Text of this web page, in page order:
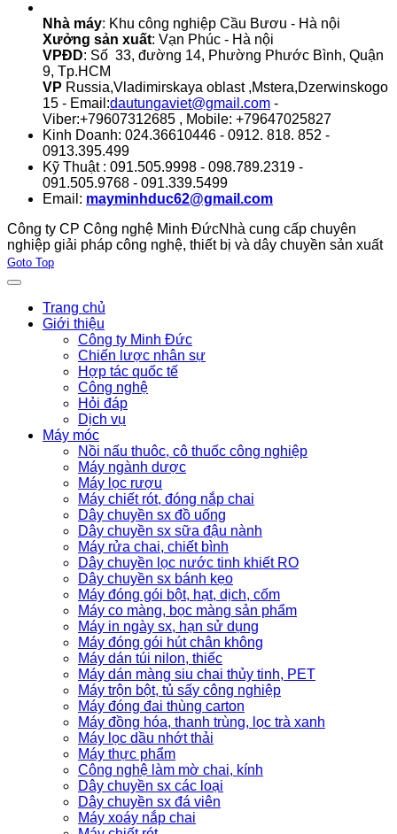
Nhà máy: Khu công nghiệp Cầu Bươu - Hà nội
Xưởng sản xuất: Vạn Phúc - Hà nội
VPĐD: Số 33, đường 14, Phường Phước Bình, Quận
9, Tp.HCM
VP Russia,Vladimirskaya oblast ,Mstera,Dzerwinskogo
15 - Email:dautungaviet@gmail.com -
Viber:+79607312685 , Mobile: +79647025827
Kinh Doanh: 024.36610446 - 0912. 818. 852 -
0913.395.499
Kỹ Thuật : 091.505.9998 - 098.789.2319 -
091.505.9768 - 091.339.5499
Email: mayminhduc62@gmail.com
Công ty CP Công nghệ Minh ĐứcNhà cung cấp chuyên
nghiệp giải pháp công nghệ, thiết bị và dây chuyền sản xuất
Joomla! 3 Templates
Goto Top
Trang chủ
Giới thiệu
Công ty Minh Đức
Chiến lược nhân sự
Hợp tác quốc tế
Công nghệ
Hỏi đáp
Dịch vụ
Máy móc
Nồi nấu thuôc, cô thuốc công nghiệp
Máy ngành dược
Máy lọc rượu
Máy chiết rót, đóng nắp chai
Dây chuyền sx đồ uống
Dây chuyền sx sữa đậu nành
Máy rửa chai, chiết bình
Dây chuyền lọc nước tinh khiết RO
Dây chuyền sx bánh kẹo
Máy đóng gói bột, hạt, dịch, cốm
Máy co màng, bọc màng sản phẩm
Máy in ngày sx, hạn sử dụng
Máy đóng gói hút chân không
Máy dán túi nilon, thiếc
Máy dán màng siu chai thủy tinh, PET
Máy trộn bột, tủ sấy công nghiệp
Máy đóng đai thùng carton
Máy đồng hóa, thanh trùng, lọc trà xanh
Máy lọc dầu nhớt thải
Máy thực phẩm
Công nghệ làm mờ chai, kính
Dây chuyền sx các loại
Dây chuyền sx đá viên
Máy xoáy nắp chai